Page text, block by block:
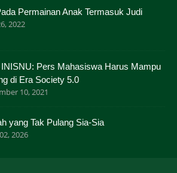
Permainan Anak Termasuk Judi
2022
Pers Mahasiswa Harus Mampu
di Era Society 5.0
10, 2021
yang Tak Pulang Sia-Sia
2026